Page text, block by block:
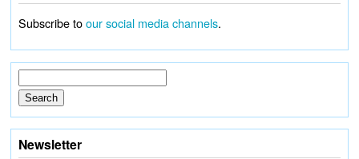
Subscribe toour social media channels.
Newsletter